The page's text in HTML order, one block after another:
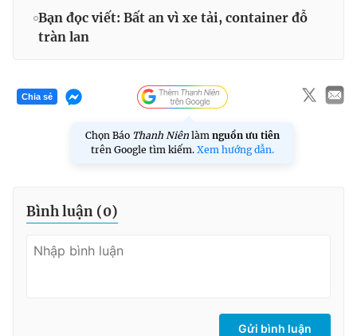
Bạn đọc viết: Bất an vì xe tải, container đỗ
tràn lan
Chia sẻ
Chọn Báo Thanh Niên làm nguồn ưu tiên
trên Google tìm kiếm. Xem hướng dẫn.
Bình luận (0)
Gửi bình luận